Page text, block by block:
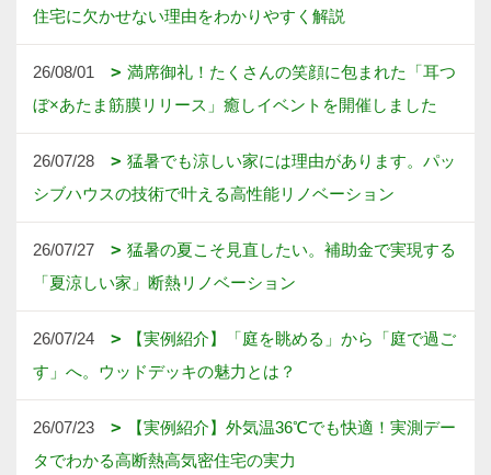
住宅に欠かせない理由をわかりやすく解説
26/08/01
満席御礼！たくさんの笑顔に包まれた「耳つ
ぼ×あたま筋膜リリース」癒しイベントを開催しました
26/07/28
猛暑でも涼しい家には理由があります。パッ
シブハウスの技術で叶える高性能リノベーション
26/07/27
猛暑の夏こそ見直したい。補助金で実現する
「夏涼しい家」断熱リノベーション
26/07/24
【実例紹介】「庭を眺める」から「庭で過ご
す」へ。ウッドデッキの魅力とは？
26/07/23
【実例紹介】外気温36℃でも快適！実測デー
タでわかる高断熱高気密住宅の実力